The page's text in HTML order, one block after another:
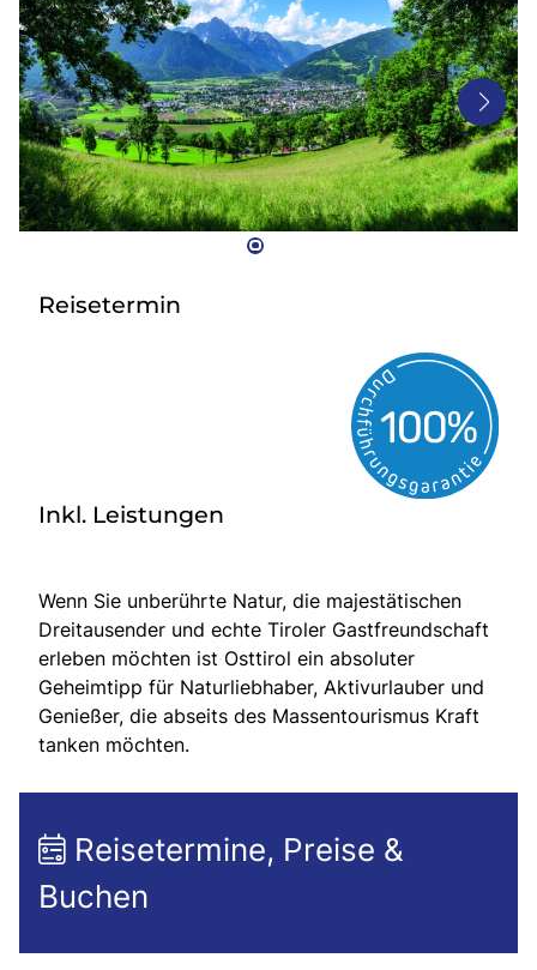
Busreisen
Bus mieten
Gutscheine
Kontakt
Reisetermin
Inkl. Leistungen
Wenn Sie unberührte Natur, die majestätischen
Dreitausender und echte Tiroler Gastfreundschaft
erleben möchten ist Osttirol ein absoluter
Geheimtipp für Naturliebhaber, Aktivurlauber und
Genießer, die abseits des Massentourismus Kraft
tanken möchten.
Reisetermine, Preise &
Buchen